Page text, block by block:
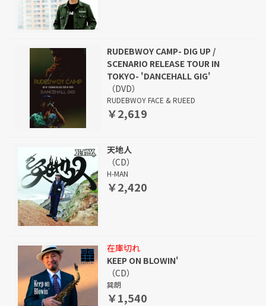
RUDEBWOY CAMP- DIG UP /
SCENARIO RELEASE TOUR IN
TOKYO- 'DANCEHALL GIG'
（DVD）
RUDEBWOY FACE & RUEED
￥2,619
天地人
（CD）
H-MAN
￥2,420
在庫切れ
KEEP ON BLOWIN'
（CD）
巽朗
￥1,540